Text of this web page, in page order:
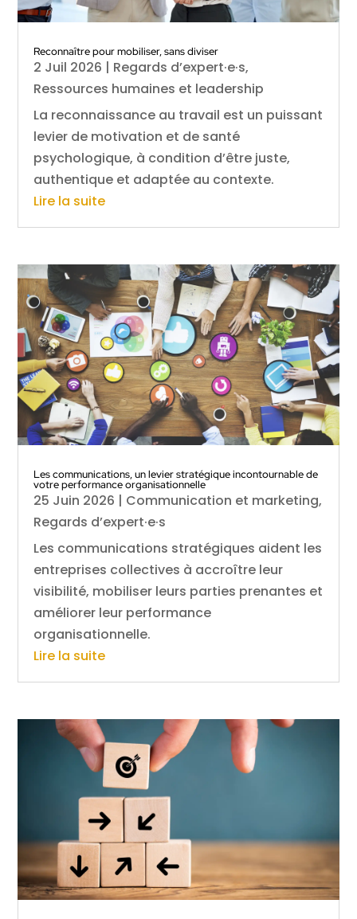
Reconnaître pour mobiliser, sans diviser
2 Juil 2026 | Regards d’expert·e·s,
Ressources humaines et leadership
La reconnaissance au travail est un puissant
levier de motivation et de santé
psychologique, à condition d’être juste,
authentique et adaptée au contexte.
Lire la suite
Les communications, un levier stratégique incontournable de
votre performance organisationnelle
25 Juin 2026 | Communication et marketing,
Regards d’expert·e·s
Les communications stratégiques aident les
entreprises collectives à accroître leur
visibilité, mobiliser leurs parties prenantes et
améliorer leur performance
organisationnelle.
Lire la suite